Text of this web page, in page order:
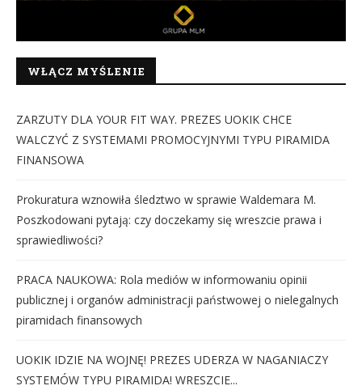
WŁĄCZ MYŚLENIE
ZARZUTY DLA YOUR FIT WAY. PREZES UOKIK CHCE
WALCZYĆ Z SYSTEMAMI PROMOCYJNYMI TYPU PIRAMIDA
FINANSOWA
Prokuratura wznowiła śledztwo w sprawie Waldemara M.
Poszkodowani pytają: czy doczekamy się wreszcie prawa i
sprawiedliwości?
PRACA NAUKOWA: Rola mediów w informowaniu opinii
publicznej i organów administracji państwowej o nielegalnych
piramidach finansowych
UOKIK IDZIE NA WOJNĘ! PREZES UDERZA W NAGANIACZY
SYSTEMÓW TYPU PIRAMIDA! WRESZCIE...